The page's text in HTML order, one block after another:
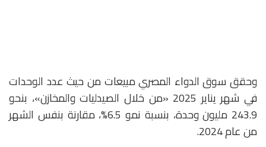
وحقق سوق الدواء المصري مبيعات من حيث عدد الوحدات
في شهر يناير 2025 «من خلال الصيدليات والمخازن»، بنحو
243.9 مليون وحدة، بنسبة نمو 6.5%، مقارنة بنفس الشهر
من عام 2024.